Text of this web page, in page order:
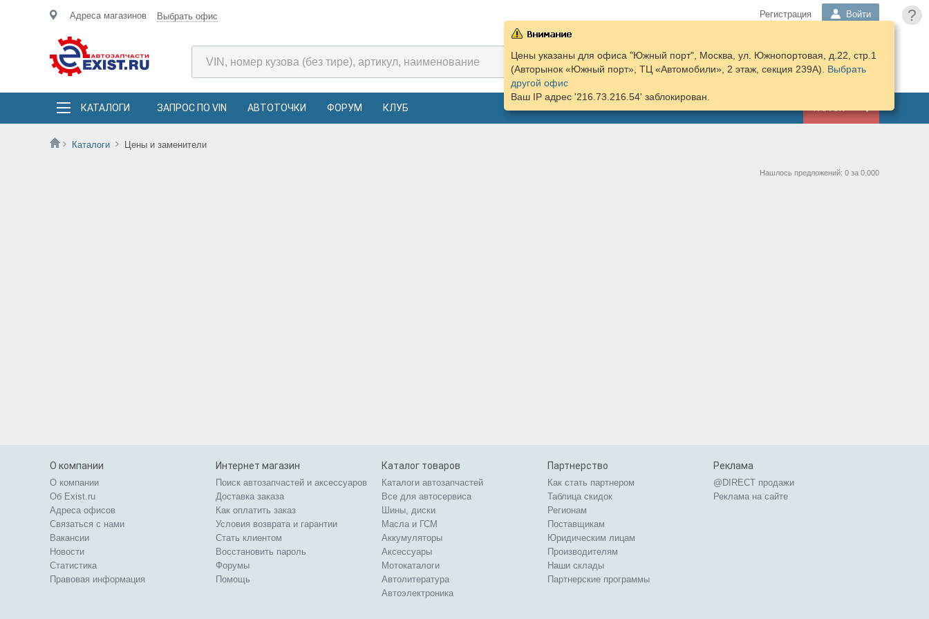
?
Адреса магазинов Выбрать офис Регистрация Войти
КОРЗИНА
ПОДОБРАТЬ
ЗАПЧАСТИ
КАТАЛОГИ ЗАПРОС ПО VIN АВТОТОЧКИ ФОРУМ КЛУБ
Каталоги Цены и заменители
Цены указаны для офиса "Южный порт", Москва, ул. Южнопортовая, д.22, стр.1
(Авторынок «Южный порт», ТЦ «Автомобили», 2 этаж, секция 239А). Выбрать
другой офис
Ваш IP адрес '216.73.216.54' заблокирован.
Нашлось предложений: 0 за 0.000
О компании
О компании
Об Exist.ru
Адреса офисов
Связаться с нами
Вакансии
Новости
Статистика
Правовая информация
Интернет магазин
Поиск автозапчастей и аксессуаров
Доставка заказа
Как оплатить заказ
Условия возврата и гарантии
Стать клиентом
Восстановить пароль
Форумы
Помощь
Каталог товаров
Каталоги автозапчастей
Все для автосервиса
Шины, диски
Масла и ГСМ
Аккумуляторы
Аксессуары
Мотокаталоги
Автолитература
Автоэлектроника
Партнерство
Как стать партнером
Таблица скидок
Регионам
Поставщикам
Юридическим лицам
Производителям
Наши склады
Партнерские программы
Реклама
@DIRECT продажи
Реклама на сайте